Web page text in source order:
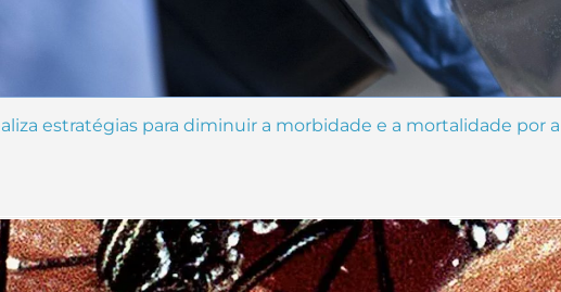
estratégias para diminuir a morbidade e a mortalidade por